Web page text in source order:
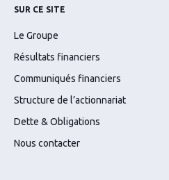
SUR CE SITE
Le Groupe
Résultats financiers
Communiqués financiers
Structure de l’actionnariat
Dette & Obligations
Nous contacter